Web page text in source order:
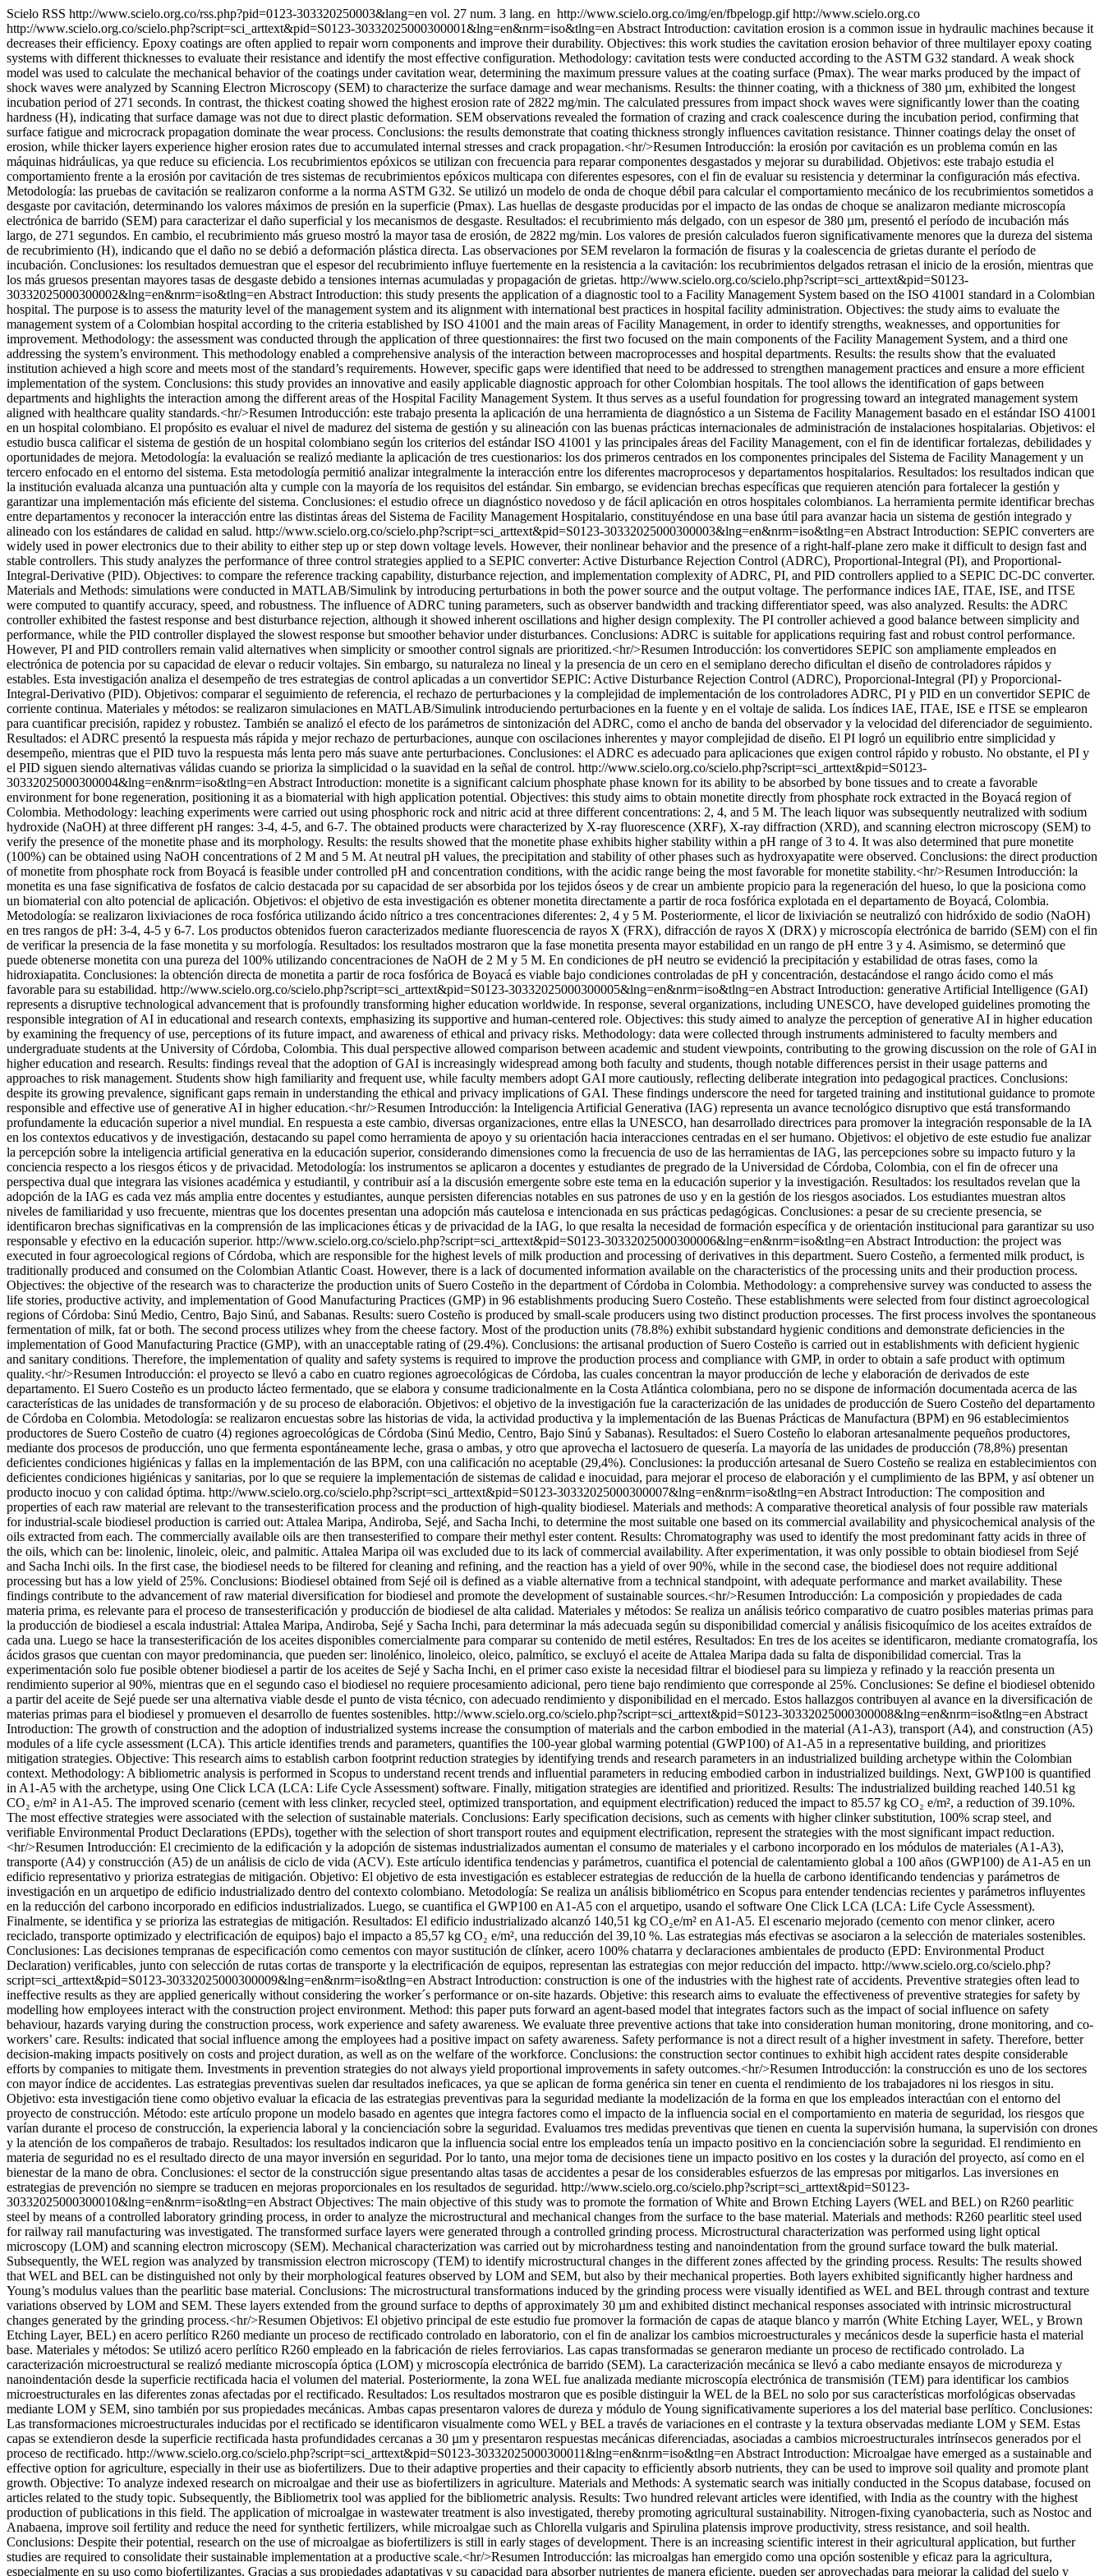
Scielo RSS http://www.scielo.org.co/rss.php?pid=0123-303320250003&lang=en vol. 27 num. 3 lang. en http://www.scielo.org.co/img/en/fbpelogp.gif http://www.scielo.org.co
http://www.scielo.org.co/scielo.php?script=sci_arttext&pid=S0123-30332025000300001&lng=en&nrm=iso&tlng=en Abstract Introduction: cavitation erosion is a common issue in hydraulic machines because it
decreases their efficiency. Epoxy coatings are often applied to repair worn components and improve their durability. Objectives: this work studies the cavitation erosion behavior of three multilayer epoxy coating
systems with different thicknesses to evaluate their resistance and identify the most effective configuration. Methodology: cavitation tests were conducted according to the ASTM G32 standard. A weak shock
model was used to calculate the mechanical behavior of the coatings under cavitation wear, determining the maximum pressure values at the coating surface (Pmax). The wear marks produced by the impact of
shock waves were analyzed by Scanning Electron Microscopy (SEM) to characterize the surface damage and wear mechanisms. Results: the thinner coating, with a thickness of 380 µm, exhibited the longest
incubation period of 271 seconds. In contrast, the thickest coating showed the highest erosion rate of 2822 mg/min. The calculated pressures from impact shock waves were significantly lower than the coating
hardness (H), indicating that surface damage was not due to direct plastic deformation. SEM observations revealed the formation of crazing and crack coalescence during the incubation period, confirming that
surface fatigue and microcrack propagation dominate the wear process. Conclusions: the results demonstrate that coating thickness strongly influences cavitation resistance. Thinner coatings delay the onset of
erosion, while thicker layers experience higher erosion rates due to accumulated internal stresses and crack propagation.<hr/>Resumen Introducción: la erosión por cavitación es un problema común en las
máquinas hidráulicas, ya que reduce su eficiencia. Los recubrimientos epóxicos se utilizan con frecuencia para reparar componentes desgastados y mejorar su durabilidad. Objetivos: este trabajo estudia el
comportamiento frente a la erosión por cavitación de tres sistemas de recubrimientos epóxicos multicapa con diferentes espesores, con el fin de evaluar su resistencia y determinar la configuración más efectiva.
Metodología: las pruebas de cavitación se realizaron conforme a la norma ASTM G32. Se utilizó un modelo de onda de choque débil para calcular el comportamiento mecánico de los recubrimientos sometidos a
desgaste por cavitación, determinando los valores máximos de presión en la superficie (Pmax). Las huellas de desgaste producidas por el impacto de las ondas de choque se analizaron mediante microscopía
electrónica de barrido (SEM) para caracterizar el daño superficial y los mecanismos de desgaste. Resultados: el recubrimiento más delgado, con un espesor de 380 µm, presentó el período de incubación más
largo, de 271 segundos. En cambio, el recubrimiento más grueso mostró la mayor tasa de erosión, de 2822 mg/min. Los valores de presión calculados fueron significativamente menores que la dureza del sistema
de recubrimiento (H), indicando que el daño no se debió a deformación plástica directa. Las observaciones por SEM revelaron la formación de fisuras y la coalescencia de grietas durante el período de
incubación. Conclusiones: los resultados demuestran que el espesor del recubrimiento influye fuertemente en la resistencia a la cavitación: los recubrimientos delgados retrasan el inicio de la erosión, mientras que
los más gruesos presentan mayores tasas de desgaste debido a tensiones internas acumuladas y propagación de grietas. http://www.scielo.org.co/scielo.php?script=sci_arttext&pid=S0123-
30332025000300002&lng=en&nrm=iso&tlng=en Abstract Introduction: this study presents the application of a diagnostic tool to a Facility Management System based on the ISO 41001 standard in a Colombian
hospital. The purpose is to assess the maturity level of the management system and its alignment with international best practices in hospital facility administration. Objectives: the study aims to evaluate the
management system of a Colombian hospital according to the criteria established by ISO 41001 and the main areas of Facility Management, in order to identify strengths, weaknesses, and opportunities for
improvement. Methodology: the assessment was conducted through the application of three questionnaires: the first two focused on the main components of the Facility Management System, and a third one
addressing the system’s environment. This methodology enabled a comprehensive analysis of the interaction between macroprocesses and hospital departments. Results: the results show that the evaluated
institution achieved a high score and meets most of the standard’s requirements. However, specific gaps were identified that need to be addressed to strengthen management practices and ensure a more efficient
implementation of the system. Conclusions: this study provides an innovative and easily applicable diagnostic approach for other Colombian hospitals. The tool allows the identification of gaps between
departments and highlights the interaction among the different areas of the Hospital Facility Management System. It thus serves as a useful foundation for progressing toward an integrated management system
aligned with healthcare quality standards.<hr/>Resumen Introducción: este trabajo presenta la aplicación de una herramienta de diagnóstico a un Sistema de Facility Management basado en el estándar ISO 41001
en un hospital colombiano. El propósito es evaluar el nivel de madurez del sistema de gestión y su alineación con las buenas prácticas internacionales de administración de instalaciones hospitalarias. Objetivos: el
estudio busca calificar el sistema de gestión de un hospital colombiano según los criterios del estándar ISO 41001 y las principales áreas del Facility Management, con el fin de identificar fortalezas, debilidades y
oportunidades de mejora. Metodología: la evaluación se realizó mediante la aplicación de tres cuestionarios: los dos primeros centrados en los componentes principales del Sistema de Facility Management y un
tercero enfocado en el entorno del sistema. Esta metodología permitió analizar integralmente la interacción entre los diferentes macroprocesos y departamentos hospitalarios. Resultados: los resultados indican que
la institución evaluada alcanza una puntuación alta y cumple con la mayoría de los requisitos del estándar. Sin embargo, se evidencian brechas específicas que requieren atención para fortalecer la gestión y
garantizar una implementación más eficiente del sistema. Conclusiones: el estudio ofrece un diagnóstico novedoso y de fácil aplicación en otros hospitales colombianos. La herramienta permite identificar brechas
entre departamentos y reconocer la interacción entre las distintas áreas del Sistema de Facility Management Hospitalario, constituyéndose en una base útil para avanzar hacia un sistema de gestión integrado y
alineado con los estándares de calidad en salud. http://www.scielo.org.co/scielo.php?script=sci_arttext&pid=S0123-30332025000300003&lng=en&nrm=iso&tlng=en Abstract Introduction: SEPIC converters are
widely used in power electronics due to their ability to either step up or step down voltage levels. However, their nonlinear behavior and the presence of a right-half-plane zero make it difficult to design fast and
stable controllers. This study analyzes the performance of three control strategies applied to a SEPIC converter: Active Disturbance Rejection Control (ADRC), Proportional-Integral (PI), and Proportional-
Integral-Derivative (PID). Objectives: to compare the reference tracking capability, disturbance rejection, and implementation complexity of ADRC, PI, and PID controllers applied to a SEPIC DC-DC converter.
Materials and Methods: simulations were conducted in MATLAB/Simulink by introducing perturbations in both the power source and the output voltage. The performance indices IAE, ITAE, ISE, and ITSE
were computed to quantify accuracy, speed, and robustness. The influence of ADRC tuning parameters, such as observer bandwidth and tracking differentiator speed, was also analyzed. Results: the ADRC
controller exhibited the fastest response and best disturbance rejection, although it showed inherent oscillations and higher design complexity. The PI controller achieved a good balance between simplicity and
performance, while the PID controller displayed the slowest response but smoother behavior under disturbances. Conclusions: ADRC is suitable for applications requiring fast and robust control performance.
However, PI and PID controllers remain valid alternatives when simplicity or smoother control signals are prioritized.<hr/>Resumen Introducción: los convertidores SEPIC son ampliamente empleados en
electrónica de potencia por su capacidad de elevar o reducir voltajes. Sin embargo, su naturaleza no lineal y la presencia de un cero en el semiplano derecho dificultan el diseño de controladores rápidos y
estables. Esta investigación analiza el desempeño de tres estrategias de control aplicadas a un convertidor SEPIC: Active Disturbance Rejection Control (ADRC), Proporcional-Integral (PI) y Proporcional-
Integral-Derivativo (PID). Objetivos: comparar el seguimiento de referencia, el rechazo de perturbaciones y la complejidad de implementación de los controladores ADRC, PI y PID en un convertidor SEPIC de
corriente continua. Materiales y métodos: se realizaron simulaciones en MATLAB/Simulink introduciendo perturbaciones en la fuente y en el voltaje de salida. Los índices IAE, ITAE, ISE e ITSE se emplearon
para cuantificar precisión, rapidez y robustez. También se analizó el efecto de los parámetros de sintonización del ADRC, como el ancho de banda del observador y la velocidad del diferenciador de seguimiento.
Resultados: el ADRC presentó la respuesta más rápida y mejor rechazo de perturbaciones, aunque con oscilaciones inherentes y mayor complejidad de diseño. El PI logró un equilibrio entre simplicidad y
desempeño, mientras que el PID tuvo la respuesta más lenta pero más suave ante perturbaciones. Conclusiones: el ADRC es adecuado para aplicaciones que exigen control rápido y robusto. No obstante, el PI y
el PID siguen siendo alternativas válidas cuando se prioriza la simplicidad o la suavidad en la señal de control. http://www.scielo.org.co/scielo.php?script=sci_arttext&pid=S0123-
30332025000300004&lng=en&nrm=iso&tlng=en Abstract Introduction: monetite is a significant calcium phosphate phase known for its ability to be absorbed by bone tissues and to create a favorable
environment for bone regeneration, positioning it as a biomaterial with high application potential. Objectives: this study aims to obtain monetite directly from phosphate rock extracted in the Boyacá region of
Colombia. Methodology: leaching experiments were carried out using phosphoric rock and nitric acid at three different concentrations: 2, 4, and 5 M. The leach liquor was subsequently neutralized with sodium
hydroxide (NaOH) at three different pH ranges: 3-4, 4-5, and 6-7. The obtained products were characterized by X-ray fluorescence (XRF), X-ray diffraction (XRD), and scanning electron microscopy (SEM) to
verify the presence of the monetite phase and its morphology. Results: the results showed that the monetite phase exhibits higher stability within a pH range of 3 to 4. It was also determined that pure monetite
(100%) can be obtained using NaOH concentrations of 2 M and 5 M. At neutral pH values, the precipitation and stability of other phases such as hydroxyapatite were observed. Conclusions: the direct production
of monetite from phosphate rock from Boyacá is feasible under controlled pH and concentration conditions, with the acidic range being the most favorable for monetite stability.<hr/>Resumen Introducción: la
monetita es una fase significativa de fosfatos de calcio destacada por su capacidad de ser absorbida por los tejidos óseos y de crear un ambiente propicio para la regeneración del hueso, lo que la posiciona como
un biomaterial con alto potencial de aplicación. Objetivos: el objetivo de esta investigación es obtener monetita directamente a partir de roca fosfórica explotada en el departamento de Boyacá, Colombia.
Metodología: se realizaron lixiviaciones de roca fosfórica utilizando ácido nítrico a tres concentraciones diferentes: 2, 4 y 5 M. Posteriormente, el licor de lixiviación se neutralizó con hidróxido de sodio (NaOH)
en tres rangos de pH: 3-4, 4-5 y 6-7. Los productos obtenidos fueron caracterizados mediante fluorescencia de rayos X (FRX), difracción de rayos X (DRX) y microscopía electrónica de barrido (SEM) con el fin
de verificar la presencia de la fase monetita y su morfología. Resultados: los resultados mostraron que la fase monetita presenta mayor estabilidad en un rango de pH entre 3 y 4. Asimismo, se determinó que
puede obtenerse monetita con una pureza del 100% utilizando concentraciones de NaOH de 2 M y 5 M. En condiciones de pH neutro se evidenció la precipitación y estabilidad de otras fases, como la
hidroxiapatita. Conclusiones: la obtención directa de monetita a partir de roca fosfórica de Boyacá es viable bajo condiciones controladas de pH y concentración, destacándose el rango ácido como el más
favorable para su estabilidad. http://www.scielo.org.co/scielo.php?script=sci_arttext&pid=S0123-30332025000300005&lng=en&nrm=iso&tlng=en Abstract Introduction: generative Artificial Intelligence (GAI)
represents a disruptive technological advancement that is profoundly transforming higher education worldwide. In response, several organizations, including UNESCO, have developed guidelines promoting the
responsible integration of AI in educational and research contexts, emphasizing its supportive and human-centered role. Objectives: this study aimed to analyze the perception of generative AI in higher education
by examining the frequency of use, perceptions of its future impact, and awareness of ethical and privacy risks. Methodology: data were collected through instruments administered to faculty members and
undergraduate students at the University of Córdoba, Colombia. This dual perspective allowed comparison between academic and student viewpoints, contributing to the growing discussion on the role of GAI in
higher education and research. Results: findings reveal that the adoption of GAI is increasingly widespread among both faculty and students, though notable differences persist in their usage patterns and
approaches to risk management. Students show high familiarity and frequent use, while faculty members adopt GAI more cautiously, reflecting deliberate integration into pedagogical practices. Conclusions:
despite its growing prevalence, significant gaps remain in understanding the ethical and privacy implications of GAI. These findings underscore the need for targeted training and institutional guidance to promote
responsible and effective use of generative AI in higher education.<hr/>Resumen Introducción: la Inteligencia Artificial Generativa (IAG) representa un avance tecnológico disruptivo que está transformando
profundamente la educación superior a nivel mundial. En respuesta a este cambio, diversas organizaciones, entre ellas la UNESCO, han desarrollado directrices para promover la integración responsable de la IA
en los contextos educativos y de investigación, destacando su papel como herramienta de apoyo y su orientación hacia interacciones centradas en el ser humano. Objetivos: el objetivo de este estudio fue analizar
la percepción sobre la inteligencia artificial generativa en la educación superior, considerando dimensiones como la frecuencia de uso de las herramientas de IAG, las percepciones sobre su impacto futuro y la
conciencia respecto a los riesgos éticos y de privacidad. Metodología: los instrumentos se aplicaron a docentes y estudiantes de pregrado de la Universidad de Córdoba, Colombia, con el fin de ofrecer una
perspectiva dual que integrara las visiones académica y estudiantil, y contribuir así a la discusión emergente sobre este tema en la educación superior y la investigación. Resultados: los resultados revelan que la
adopción de la IAG es cada vez más amplia entre docentes y estudiantes, aunque persisten diferencias notables en sus patrones de uso y en la gestión de los riesgos asociados. Los estudiantes muestran altos
niveles de familiaridad y uso frecuente, mientras que los docentes presentan una adopción más cautelosa e intencionada en sus prácticas pedagógicas. Conclusiones: a pesar de su creciente presencia, se
identificaron brechas significativas en la comprensión de las implicaciones éticas y de privacidad de la IAG, lo que resalta la necesidad de formación específica y de orientación institucional para garantizar su uso
responsable y efectivo en la educación superior. http://www.scielo.org.co/scielo.php?script=sci_arttext&pid=S0123-30332025000300006&lng=en&nrm=iso&tlng=en Abstract Introduction: the project was
executed in four agroecological regions of Córdoba, which are responsible for the highest levels of milk production and processing of derivatives in this department. Suero Costeño, a fermented milk product, is
traditionally produced and consumed on the Colombian Atlantic Coast. However, there is a lack of documented information available on the characteristics of the processing units and their production process.
Objectives: the objective of the research was to characterize the production units of Suero Costeño in the department of Córdoba in Colombia. Methodology: a comprehensive survey was conducted to assess the
life stories, productive activity, and implementation of Good Manufacturing Practices (GMP) in 96 establishments producing Suero Costeño. These establishments were selected from four distinct agroecological
regions of Córdoba: Sinú Medio, Centro, Bajo Sinú, and Sabanas. Results: suero Costeño is produced by small-scale producers using two distinct production processes. The first process involves the spontaneous
fermentation of milk, fat or both. The second process utilizes whey from the cheese factory. Most of the production units (78.8%) exhibit substandard hygienic conditions and demonstrate deficiencies in the
implementation of Good Manufacturing Practice (GMP), with an unacceptable rating of (29.4%). Conclusions: the artisanal production of Suero Costeño is carried out in establishments with deficient hygienic
and sanitary conditions. Therefore, the implementation of quality and safety systems is required to improve the production process and compliance with GMP, in order to obtain a safe product with optimum
quality.<hr/>Resumen Introducción: el proyecto se llevó a cabo en cuatro regiones agroecológicas de Córdoba, las cuales concentran la mayor producción de leche y elaboración de derivados de este
departamento. El Suero Costeño es un producto lácteo fermentado, que se elabora y consume tradicionalmente en la Costa Atlántica colombiana, pero no se dispone de información documentada acerca de las
características de las unidades de transformación y de su proceso de elaboración. Objetivos: el objetivo de la investigación fue la caracterización de las unidades de producción de Suero Costeño del departamento
de Córdoba en Colombia. Metodología: se realizaron encuestas sobre las historias de vida, la actividad productiva y la implementación de las Buenas Prácticas de Manufactura (BPM) en 96 establecimientos
productores de Suero Costeño de cuatro (4) regiones agroecológicas de Córdoba (Sinú Medio, Centro, Bajo Sinú y Sabanas). Resultados: el Suero Costeño lo elaboran artesanalmente pequeños productores,
mediante dos procesos de producción, uno que fermenta espontáneamente leche, grasa o ambas, y otro que aprovecha el lactosuero de quesería. La mayoría de las unidades de producción (78,8%) presentan
deficientes condiciones higiénicas y fallas en la implementación de las BPM, con una calificación no aceptable (29,4%). Conclusiones: la producción artesanal de Suero Costeño se realiza en establecimientos con
deficientes condiciones higiénicas y sanitarias, por lo que se requiere la implementación de sistemas de calidad e inocuidad, para mejorar el proceso de elaboración y el cumplimiento de las BPM, y así obtener un
producto inocuo y con calidad óptima. http://www.scielo.org.co/scielo.php?script=sci_arttext&pid=S0123-30332025000300007&lng=en&nrm=iso&tlng=en Abstract Introduction: The composition and
properties of each raw material are relevant to the transesterification process and the production of high-quality biodiesel. Materials and methods: A comparative theoretical analysis of four possible raw materials
for industrial-scale biodiesel production is carried out: Attalea Maripa, Andiroba, Sejé, and Sacha Inchi, to determine the most suitable one based on its commercial availability and physicochemical analysis of the
oils extracted from each. The commercially available oils are then transesterified to compare their methyl ester content. Results: Chromatography was used to identify the most predominant fatty acids in three of
the oils, which can be: linolenic, linoleic, oleic, and palmitic. Attalea Maripa oil was excluded due to its lack of commercial availability. After experimentation, it was only possible to obtain biodiesel from Sejé
and Sacha Inchi oils. In the first case, the biodiesel needs to be filtered for cleaning and refining, and the reaction has a yield of over 90%, while in the second case, the biodiesel does not require additional
processing but has a low yield of 25%. Conclusions: Biodiesel obtained from Sejé oil is defined as a viable alternative from a technical standpoint, with adequate performance and market availability. These
findings contribute to the advancement of raw material diversification for biodiesel and promote the development of sustainable sources.<hr/>Resumen Introducción: La composición y propiedades de cada
materia prima, es relevante para el proceso de transesterificación y producción de biodiesel de alta calidad. Materiales y métodos: Se realiza un análisis teórico comparativo de cuatro posibles materias primas para
la producción de biodiesel a escala industrial: Attalea Maripa, Andiroba, Sejé y Sacha Inchi, para determinar la más adecuada según su disponibilidad comercial y análisis fisicoquímico de los aceites extraídos de
cada una. Luego se hace la transesterificación de los aceites disponibles comercialmente para comparar su contenido de metil estéres, Resultados: En tres de los aceites se identificaron, mediante cromatografía, los
ácidos grasos que cuentan con mayor predominancia, que pueden ser: linolénico, linoleico, oleico, palmítico, se excluyó el aceite de Attalea Maripa dada su falta de disponibilidad comercial. Tras la
experimentación solo fue posible obtener biodiesel a partir de los aceites de Sejé y Sacha Inchi, en el primer caso existe la necesidad filtrar el biodiesel para su limpieza y refinado y la reacción presenta un
rendimiento superior al 90%, mientras que en el segundo caso el biodiesel no requiere procesamiento adicional, pero tiene bajo rendimiento que corresponde al 25%. Conclusiones: Se define el biodiesel obtenido
a partir del aceite de Sejé puede ser una alternativa viable desde el punto de vista técnico, con adecuado rendimiento y disponibilidad en el mercado. Estos hallazgos contribuyen al avance en la diversificación de
materias primas para el biodiesel y promueven el desarrollo de fuentes sostenibles. http://www.scielo.org.co/scielo.php?script=sci_arttext&pid=S0123-30332025000300008&lng=en&nrm=iso&tlng=en Abstract
Introduction: The growth of construction and the adoption of industrialized systems increase the consumption of materials and the carbon embodied in the material (A1-A3), transport (A4), and construction (A5)
modules of a life cycle assessment (LCA). This article identifies trends and parameters, quantifies the 100-year global warming potential (GWP100) of A1-A5 in a representative building, and prioritizes
mitigation strategies. Objective: This research aims to establish carbon footprint reduction strategies by identifying trends and research parameters in an industrialized building archetype within the Colombian
context. Methodology: A bibliometric analysis is performed in Scopus to understand recent trends and influential parameters in reducing embodied carbon in industrialized buildings. Next, GWP100 is quantified
in A1-A5 with the archetype, using One Click LCA (LCA: Life Cycle Assessment) software. Finally, mitigation strategies are identified and prioritized. Results: The industrialized building reached 140.51 kg
CO₂ e/m² in A1-A5. The improved scenario (cement with less clinker, recycled steel, optimized transportation, and equipment electrification) reduced the impact to 85.57 kg CO₂ e/m², a reduction of 39.10%.
The most effective strategies were associated with the selection of sustainable materials. Conclusions: Early specification decisions, such as cements with higher clinker substitution, 100% scrap steel, and
verifiable Environmental Product Declarations (EPDs), together with the selection of short transport routes and equipment electrification, represent the strategies with the most significant impact reduction.
<hr/>Resumen Introducción: El crecimiento de la edificación y la adopción de sistemas industrializados aumentan el consumo de materiales y el carbono incorporado en los módulos de materiales (A1-A3),
transporte (A4) y construcción (A5) de un análisis de ciclo de vida (ACV). Este artículo identifica tendencias y parámetros, cuantifica el potencial de calentamiento global a 100 años (GWP100) de A1-A5 en un
edificio representativo y prioriza estrategias de mitigación. Objetivo: El objetivo de esta investigación es establecer estrategias de reducción de la huella de carbono identificando tendencias y parámetros de
investigación en un arquetipo de edificio industrializado dentro del contexto colombiano. Metodología: Se realiza un análisis bibliométrico en Scopus para entender tendencias recientes y parámetros influyentes
en la reducción del carbono incorporado en edificios industrializados. Luego, se cuantifica el GWP100 en A1-A5 con el arquetipo, usando el software One Click LCA (LCA: Life Cycle Assessment).
Finalmente, se identifica y se prioriza las estrategias de mitigación. Resultados: El edificio industrializado alcanzó 140,51 kg CO₂e/m² en A1-A5. El escenario mejorado (cemento con menor clinker, acero
reciclado, transporte optimizado y electrificación de equipos) bajo el impacto a 85,57 kg CO₂ e/m², una reducción del 39,10 %. Las estrategias más efectivas se asociaron a la selección de materiales sostenibles.
Conclusiones: Las decisiones tempranas de especificación como cementos con mayor sustitución de clínker, acero 100% chatarra y declaraciones ambientales de producto (EPD: Environmental Product
Declaration) verificables, junto con selección de rutas cortas de transporte y la electrificación de equipos, representan las estrategias con mejor reducción del impacto. http://www.scielo.org.co/scielo.php?
script=sci_arttext&pid=S0123-30332025000300009&lng=en&nrm=iso&tlng=en Abstract Introduction: construction is one of the industries with the highest rate of accidents. Preventive strategies often lead to
ineffective results as they are applied generically without considering the worker´s performance or on-site hazards. Objetive: this research aims to evaluate the effectiveness of preventive strategies for safety by
modelling how employees interact with the construction project environment. Method: this paper puts forward an agent-based model that integrates factors such as the impact of social influence on safety
behaviour, hazards varying during the construction process, work experience and safety awareness. We evaluate three preventive actions that take into consideration human monitoring, drone monitoring, and co-
workers’ care. Results: indicated that social influence among the employees had a positive impact on safety awareness. Safety performance is not a direct result of a higher investment in safety. Therefore, better
decision-making impacts positively on costs and project duration, as well as on the welfare of the workforce. Conclusions: the construction sector continues to exhibit high accident rates despite considerable
efforts by companies to mitigate them. Investments in prevention strategies do not always yield proportional improvements in safety outcomes.<hr/>Resumen Introducción: la construcción es uno de los sectores
con mayor índice de accidentes. Las estrategias preventivas suelen dar resultados ineficaces, ya que se aplican de forma genérica sin tener en cuenta el rendimiento de los trabajadores ni los riesgos in situ.
Objetivo: esta investigación tiene como objetivo evaluar la eficacia de las estrategias preventivas para la seguridad mediante la modelización de la forma en que los empleados interactúan con el entorno del
proyecto de construcción. Método: este artículo propone un modelo basado en agentes que integra factores como el impacto de la influencia social en el comportamiento en materia de seguridad, los riesgos que
varían durante el proceso de construcción, la experiencia laboral y la concienciación sobre la seguridad. Evaluamos tres medidas preventivas que tienen en cuenta la supervisión humana, la supervisión con drones
y la atención de los compañeros de trabajo. Resultados: los resultados indicaron que la influencia social entre los empleados tenía un impacto positivo en la concienciación sobre la seguridad. El rendimiento en
materia de seguridad no es el resultado directo de una mayor inversión en seguridad. Por lo tanto, una mejor toma de decisiones tiene un impacto positivo en los costes y la duración del proyecto, así como en el
bienestar de la mano de obra. Conclusiones: el sector de la construcción sigue presentando altas tasas de accidentes a pesar de los considerables esfuerzos de las empresas por mitigarlos. Las inversiones en
estrategias de prevención no siempre se traducen en mejoras proporcionales en los resultados de seguridad. http://www.scielo.org.co/scielo.php?script=sci_arttext&pid=S0123-
30332025000300010&lng=en&nrm=iso&tlng=en Abstract Objectives: The main objective of this study was to promote the formation of White and Brown Etching Layers (WEL and BEL) on R260 pearlitic
steel by means of a controlled laboratory grinding process, in order to analyze the microstructural and mechanical changes from the surface to the base material. Materials and methods: R260 pearlitic steel used
for railway rail manufacturing was investigated. The transformed surface layers were generated through a controlled grinding process. Microstructural characterization was performed using light optical
microscopy (LOM) and scanning electron microscopy (SEM). Mechanical characterization was carried out by microhardness testing and nanoindentation from the ground surface toward the bulk material.
Subsequently, the WEL region was analyzed by transmission electron microscopy (TEM) to identify microstructural changes in the different zones affected by the grinding process. Results: The results showed
that WEL and BEL can be distinguished not only by their morphological features observed by LOM and SEM, but also by their mechanical properties. Both layers exhibited significantly higher hardness and
Young’s modulus values than the pearlitic base material. Conclusions: The microstructural transformations induced by the grinding process were visually identified as WEL and BEL through contrast and texture
variations observed by LOM and SEM. These layers extended from the ground surface to depths of approximately 30 µm and exhibited distinct mechanical responses associated with intrinsic microstructural
changes generated by the grinding process.<hr/>Resumen Objetivos: El objetivo principal de este estudio fue promover la formación de capas de ataque blanco y marrón (White Etching Layer, WEL, y Brown
Etching Layer, BEL) en acero perlítico R260 mediante un proceso de rectificado controlado en laboratorio, con el fin de analizar los cambios microestructurales y mecánicos desde la superficie hasta el material
base. Materiales y métodos: Se utilizó acero perlítico R260 empleado en la fabricación de rieles ferroviarios. Las capas transformadas se generaron mediante un proceso de rectificado controlado. La
caracterización microestructural se realizó mediante microscopía óptica (LOM) y microscopía electrónica de barrido (SEM). La caracterización mecánica se llevó a cabo mediante ensayos de microdureza y
nanoindentación desde la superficie rectificada hacia el volumen del material. Posteriormente, la zona WEL fue analizada mediante microscopía electrónica de transmisión (TEM) para identificar los cambios
microestructurales en las diferentes zonas afectadas por el rectificado. Resultados: Los resultados mostraron que es posible distinguir la WEL de la BEL no solo por sus características morfológicas observadas
mediante LOM y SEM, sino también por sus propiedades mecánicas. Ambas capas presentaron valores de dureza y módulo de Young significativamente superiores a los del material base perlítico. Conclusiones:
Las transformaciones microestructurales inducidas por el rectificado se identificaron visualmente como WEL y BEL a través de variaciones en el contraste y la textura observadas mediante LOM y SEM. Estas
capas se extendieron desde la superficie rectificada hasta profundidades cercanas a 30 µm y presentaron respuestas mecánicas diferenciadas, asociadas a cambios microestructurales intrínsecos generados por el
proceso de rectificado. http://www.scielo.org.co/scielo.php?script=sci_arttext&pid=S0123-30332025000300011&lng=en&nrm=iso&tlng=en Abstract Introduction: Microalgae have emerged as a sustainable and
effective option for agriculture, especially in their use as biofertilizers. Due to their adaptive properties and their capacity to efficiently absorb nutrients, they can be used to improve soil quality and promote plant
growth. Objective: To analyze indexed research on microalgae and their use as biofertilizers in agriculture. Materials and Methods: A systematic search was initially conducted in the Scopus database, focused on
articles related to the study topic. Subsequently, the Bibliometrix tool was applied for the bibliometric analysis. Results: Two hundred relevant articles were identified, with India as the country with the highest
production of publications in this field. The application of microalgae in wastewater treatment is also investigated, thereby promoting agricultural sustainability. Nitrogen-fixing cyanobacteria, such as Nostoc and
Anabaena, improve soil fertility and reduce the need for synthetic fertilizers, while microalgae such as Chlorella vulgaris and Spirulina platensis improve productivity, stress resistance, and soil health.
Conclusions: Despite their potential, research on the use of microalgae as biofertilizers is still in early stages of development. There is an increasing scientific interest in their agricultural application, but further
studies are required to consolidate their sustainable implementation at a productive scale.<hr/>Resumen Introducción: las microalgas han emergido como una opción sostenible y eficaz para la agricultura,
especialmente en su uso como biofertilizantes. Gracias a sus propiedades adaptativas y su capacidad para absorber nutrientes de manera eficiente, pueden ser aprovechadas para mejorar la calidad del suelo y